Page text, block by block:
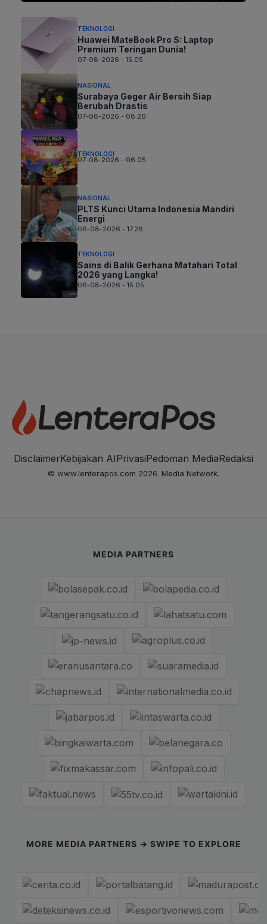
TEKNOLOGI
Huawei MateBook Pro S: Laptop
Premium Teringan Dunia!
07-08-2026 - 15.05
NASIONAL
Surabaya Geger Air Bersih Siap
Berubah Drastis
07-08-2026 - 08.26
TEKNOLOGI
07-08-2026 - 06.05
NASIONAL
PLTS Kunci Utama Indonesia Mandiri
Energi
06-08-2026 - 17.26
TEKNOLOGI
Sains di Balik Gerhana Matahari Total
2026 yang Langka!
06-08-2026 - 15.05
DisclaimerKebijakan AIPrivasiPedoman MediaRedaksi
© www.lenterapos.com 2026. Media Network.
MEDIA PARTNERS
MORE MEDIA PARTNERS → SWIPE TO EXPLORE